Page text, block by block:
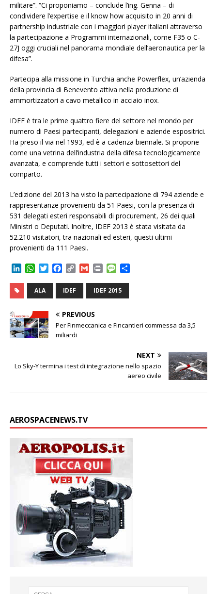
militare”. “Ci proponiamo – conclude l’ing. Genna – di
condividere l’expertise e il know how acquisito in 20 anni di
partnership industriale con i maggiori player italiani attraverso
la partecipazione a Programmi internazionali, come F35 o C-
27J oggi cruciali nel panorama mondiale dell’aeronautica per la
difesa”.
Partecipa alla missione in Turchia anche Powerflex, un’azienda
della provincia di Benevento attiva nella produzione di
ammortizzatori a cavo metallico in acciaio inox.
IDEF è tra le prime quattro fiere del settore nel mondo per
numero di Paesi partecipanti, delegazioni e aziende espositrici.
Ha preso il via nel 1993, ed è a cadenza biennale. Si propone
come una vetrina dell’industria della difesa tecnologicamente
avanzata, e comprende tutti i settori e sottosettori del
comparto.
L’edizione del 2013 ha visto la partecipazione di 794 aziende e
rappresentanze provenienti da 51 Paesi, con la presenza di
531 delegati esteri responsabili di procurement, 26 dei quali
Ministri o Deputati. Inoltre, IDEF 2013 è stata visitata da
52.210 visitatori, tra nazionali ed esteri, questi ultimi
provenienti da 111 Paesi.
k
d
I
n
W
a
t
A
p
p
T
t
c
e
o
o
k
C
y
i
n
k
G
i
P
i
n
M
s
s
e
i
ALA IDEF IDEF 2015
PREVIOUS
Per Finmeccanica e Fincantieri commessa da 3,5
miliardi
NEXT
Lo Sky-Y termina i test di integrazione nello spazio
aereo civile
AEROSPACENEWS.TV